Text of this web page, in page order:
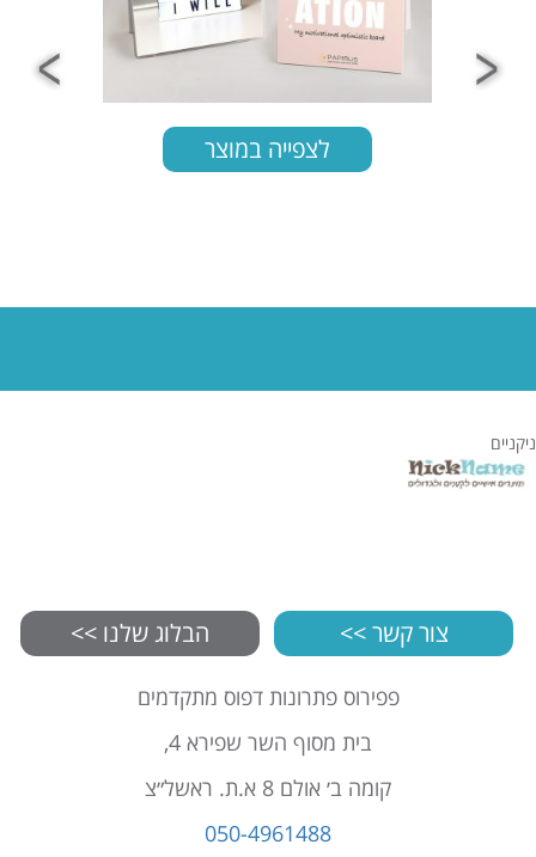
ניקניים
צור קשר >> הבלוג שלנו >>
פפירוס פתרונות דפוס מתקדמים
בית מסוף השר שפירא 4,
קומה ב׳ אולם 8 א.ת. ראשל״צ
050-4961488